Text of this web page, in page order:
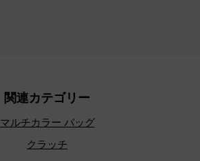
関連カテゴリー
マルチカラー バッグ
クラッチ